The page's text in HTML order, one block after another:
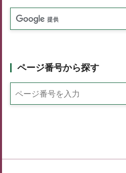
ページ番号から探す